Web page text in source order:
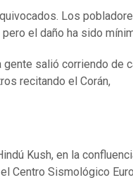
Los
el daño ha sido
gente salió corriendo de
recitando el Corán,
Kush, en la
Centro Sismológico